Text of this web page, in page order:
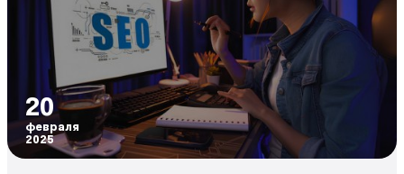
20
февраля
2025